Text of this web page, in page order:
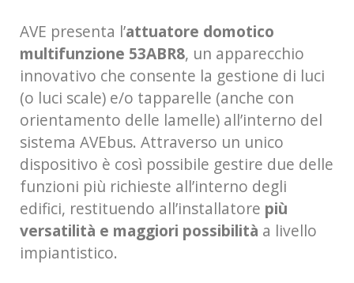
AVE presenta l’attuatore domotico
multifunzione 53ABR8, un apparecchio
innovativo che consente la gestione di luci
(o luci scale) e/o tapparelle (anche con
orientamento delle lamelle) all’interno del
sistema AVEbus. Attraverso un unico
dispositivo è così possibile gestire due delle
funzioni più richieste all’interno degli
edifici, restituendo all’installatore più
versatilità e maggiori possibilità a livello
impiantistico.